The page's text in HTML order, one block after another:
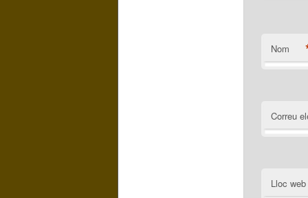
Nom
Correu
Lloc web